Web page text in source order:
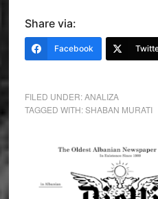
Share via:
Facebook
FILED UNDER:ANALIZA
TAGGED WITH:SHABAN MURATI